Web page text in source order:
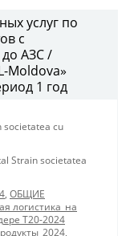
услуг по
с
до АЗС /
Moldova»
1 год
societatea cu
Strain societatea
, ОБЩИЕ
логистика_на
Т20-2024
,